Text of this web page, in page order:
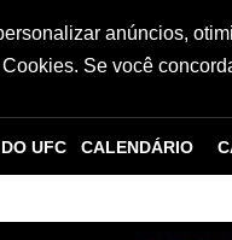
anúncios,
Se você
UFC CALENDÁRIO